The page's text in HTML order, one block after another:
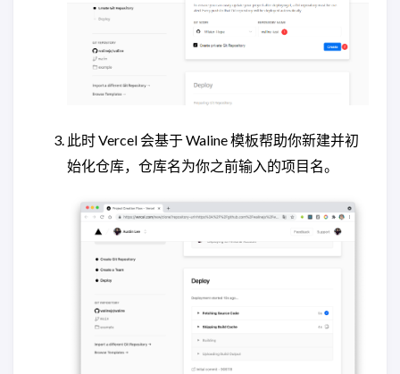
此时 Vercel 会基于 Waline 模板帮助你新建并初
始化仓库，仓库名为你之前输入的项目名。